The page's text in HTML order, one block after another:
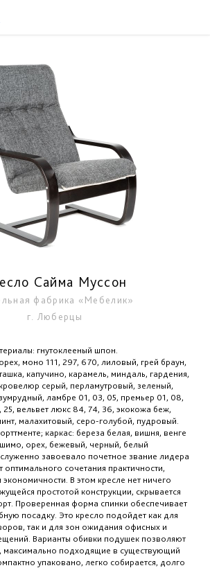
Сайма Муссон
фабрика «Мебелик»
г. Люберцы
гнутоклееный шпон.
моно 111, 297, 670, лиловый, грей браун,
капучино, карамель, миндаль, гардения,
серый, перламутровый, зеленый,
ламбре 01, 03, 05, премьер 01, 08,
25, вельвет люкс 84, 74, 36, экокожа беж,
малахитовый, серо-голубой, пудровый.
каркас: береза белая, вишня, венге
шимо, орех, бежевый, черный, белый
завоевало почетное звание лидера
оптимального сочетания практичности,
экономичности. В этом кресле нет ничего
простотой конструкции, скрывается
Проверенная форма спинки обеспечивает
посадку. Это кресло подойдет как для
так и для зон ожидания офисных и
Варианты обивки подушек позволяют
максимально подходящие в существующий
упаковано, легко собирается, долго